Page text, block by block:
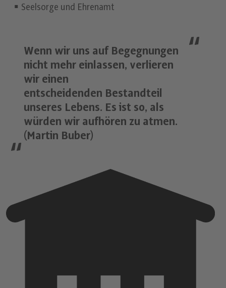
Seelsorge und Ehrenamt
Wenn wir uns auf Begegnungen
nicht mehr einlassen, verlieren
wir einen
entscheidenden Bestandteil
unseres Lebens. Es ist so, als
würden wir aufhören zu atmen.
(Martin Buber)